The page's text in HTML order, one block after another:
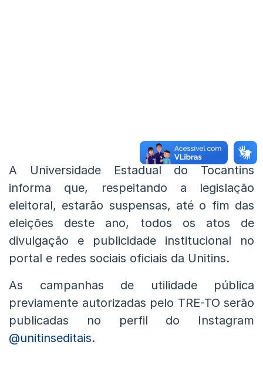
A Universidade Estadual do Tocantins
informa que, respeitando a legislação
eleitoral, estarão suspensas, até o fim das
eleições deste ano, todos os atos de
divulgação e publicidade institucional no
portal e redes sociais oficiais da Unitins.
As campanhas de utilidade pública
previamente autorizadas pelo TRE-TO serão
publicadas no perfil do Instagram
@unitinseditais.